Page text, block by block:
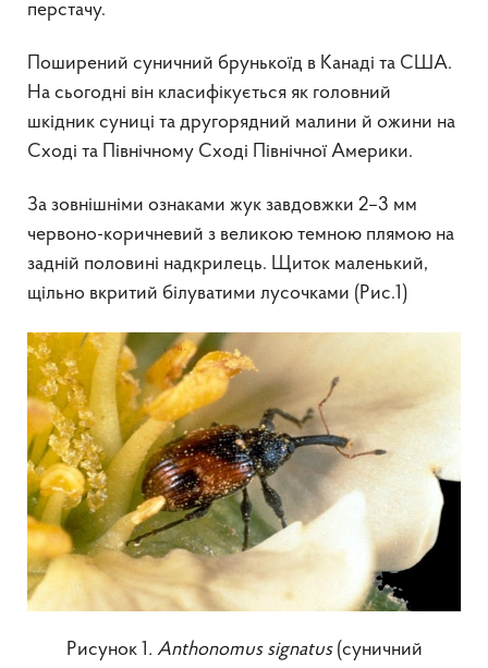
перстачу.
Поширений суничний брунькоїд в Канаді та США.
На сьогодні він класифікується як головний
шкідник суниці та другорядний малини й ожини на
Сході та Північному Сході Північної Америки.
За зовнішніми ознаками жук завдовжки 2–3 мм
червоно-коричневий з великою темною плямою на
задній половині надкрилець. Щиток маленький,
щільно вкритий білуватими лусочками (Рис.1)
Рисунок 1. Anthonomus signatus(суничний